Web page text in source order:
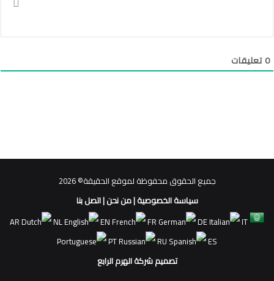
0تعليقات
جميع الحقوق محفوظة لموقع الحقيقة© 2026
سياسة الخصوصية|من نحن|اتصل بنا
AR
NL EN FR DE
IT
PT
RU
ES
تصميم شركة الهرم الرابع